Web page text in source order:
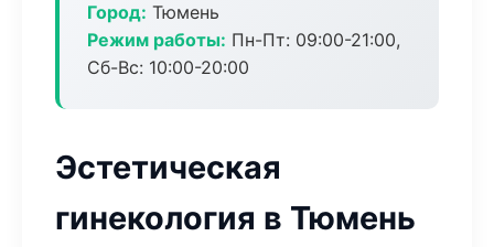
Город: Тюмень
Режим работы: Пн-Пт: 09:00-21:00,
Сб-Вс: 10:00-20:00
Эстетическая
гинекология в Тюмень